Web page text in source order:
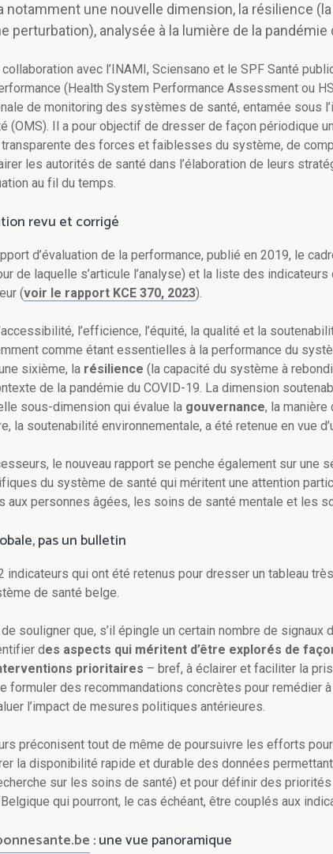
notamment une nouvelle dimension, la résilience
perturbation), analysée à la lumière de la pandémie
collaboration avec l’INAMI, Sciensano et le SPF Santé
(Health System Performance Assessment ou
de monitoring des systèmes de santé, entamée sous
(OMS). Il a pour objectif de dresser de façon périodique
transparente des forces et faiblesses du système, de
les autorités de santé dans l’élaboration de leurs
au fil du temps.
revu et corrigé
d’évaluation de la performance, publié en 2019, le
de laquelle s’articule l’analyse) et la liste des indicateurs
(voir le rapport KCE 370, 2023).
l’efficience, l’équité, la qualité et la
comme étant essentielles à la performance du
sixième, la résilience (la capacité du système à
de la pandémie du COVID-19. La dimension
sous-dimension qui évalue la gouvernance, la
la soutenabilité environnementale, a été retenue en vue
le nouveau rapport se penche également sur une
du système de santé qui méritent une attention
aux personnes âgées, les soins de santé mentale et les
pas un bulletin
indicateurs qui ont été retenus pour dresser un tableau
de santé belge.
souligner que, s’il épingle un certain nombre de signaux
des aspects qui méritent d’être explorés de
prioritaires – bref, à éclairer et faciliter la
formuler des recommandations concrètes pour remédier
l’impact de mesures politiques antérieures.
préconisent tout de même de poursuivre les efforts
la disponibilité rapide et durable des données permettant
sur les soins de santé) et pour définir des
qui pourront, le cas échéant, être couplés aux
: une vue panoramique